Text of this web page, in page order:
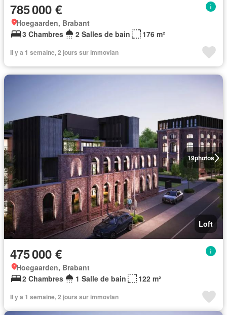
785 000 €
Hoegaarden, Brabant
3 Chambres
2 Salles de bain 176 m²
Il y a 1 semaine, 2 jours sur immovlan
19photos
Loft
475 000 €
Hoegaarden, Brabant
2 Chambres
1 Salle de bain 122 m²
Il y a 1 semaine, 2 jours sur immovlan